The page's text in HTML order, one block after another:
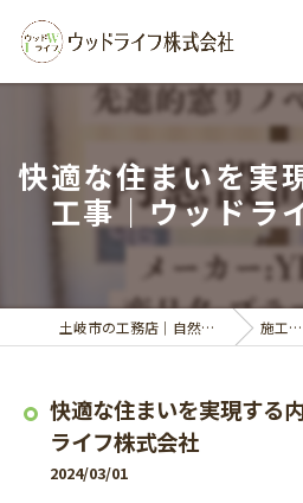
快適な住まいを実
工事｜ウッドラ
土岐市の工務店｜自然素材の家づくりならウッドライフ株式会社 施工事例・イベント
快適な住まいを実現する
ライフ株式会社
2024/03/01